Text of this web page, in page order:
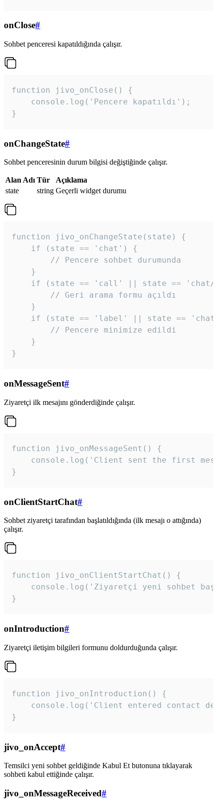
onClose#
Sohbet penceresi kapatıldığında çalışır.
function jivo_onClose() {
    console.log('Pencere kapatıldı');
}
onChangeState#
Sohbet penceresinin durum bilgisi değiştiğinde çalışır.
Alan Adı Tür
Açıklama
state
string Geçerli widget durumu
function jivo_onChangeState(state) {
    if (state == 'chat') {
        // Pencere sohbet durumunda
    }
if (state == 'call' || state ==
        // Geri arama formu açıldı
    }
if (state == 'label' || state ==
        // Pencere minimize edildi
    }
}
onMessageSent#
Ziyaretçi ilk mesajını gönderdiğinde çalışır.
function jivo_onMessageSent() {
console.log('Client sent the first
}
onClientStartChat#
Sohbet ziyaretçi tarafından başlatıldığında (ilk mesajı o attığında)
çalışır.
function jivo_onClientStartChat() {
console.log('Ziyaretçi yeni sohbet
}
onIntroduction#
Ziyaretçi iletişim bilgileri formunu doldurduğunda çalışır.
function jivo_onIntroduction() {
console.log('Client entered contact
}
jivo_onAccept#
Temsilci yeni sohbet geldiğinde Kabul Et butonuna tıklayarak
sohbeti kabul ettiğinde çalışır.
jivo_onMessageReceived#